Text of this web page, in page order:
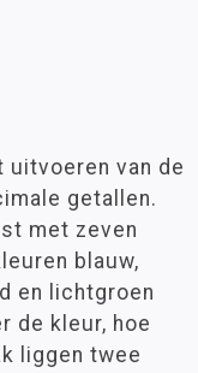
uitvoeren van de
getallen.
met zeven
blauw,
en lichtgroen
de kleur, hoe
liggen twee